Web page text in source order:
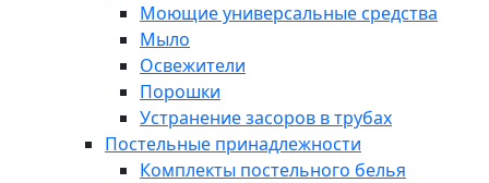
Моющие универсальные средства
Мыло
Освежители
Порошки
Устранение засоров в трубах
Постельные принадлежности
Комплекты постельного белья